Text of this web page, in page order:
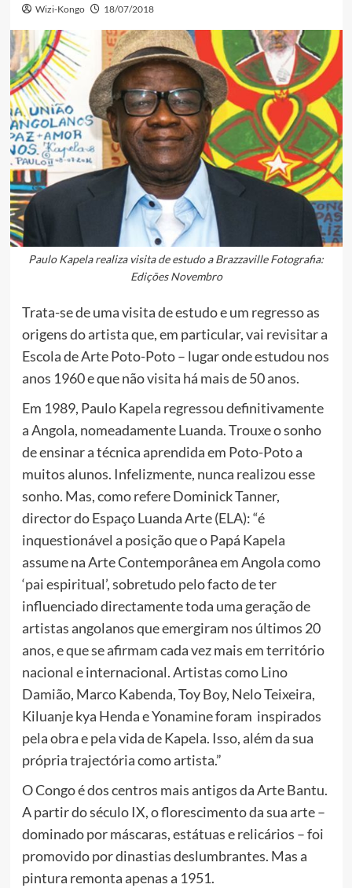
Wizi-Kongo 18/07/2018
Paulo Kapela realiza visita de estudo a Brazzaville Fotografia:
Edições Novembro
Trata-se de uma visita de estudo e um regresso as
origens do artista que, em particular, vai revisitar a
Escola de Arte Poto-Poto – lugar onde estudou nos
anos 1960 e que não visita há mais de 50 anos.
Em 1989, Paulo Kapela regressou definitivamente
a Angola, nomeadamente Luanda. Trouxe o sonho
de ensinar a técnica aprendida em Poto-Poto a
muitos alunos. Infelizmente, nunca realizou esse
sonho. Mas, como refere Dominick Tanner,
director do Espaço Luanda Arte (ELA): “é
inquestionável a posição que o Papá Kapela
assume na Arte Contemporânea em Angola como
‘pai espiritual’, sobretudo pelo facto de ter
influenciado directamente toda uma geração de
artistas angolanos que emergiram nos últimos 20
anos, e que se afirmam cada vez mais em território
nacional e internacional. Artistas como Lino
Damião, Marco Kabenda, Toy Boy, Nelo Teixeira,
Kiluanje kya Henda e Yonamine foram inspirados
pela obra e pela vida de Kapela. Isso, além da sua
própria trajectória como artista.”
O Congo é dos centros mais antigos da Arte Bantu.
A partir do século IX, o florescimento da sua arte –
dominado por máscaras, estátuas e relicários – foi
promovido por dinastias deslumbrantes. Mas a
pintura remonta apenas a 1951.